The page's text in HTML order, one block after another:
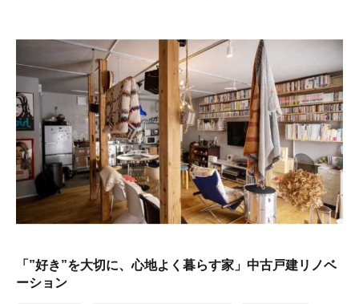
「”好き”を大切に、心地よく暮らす家」中古戸建リノベ
ーション